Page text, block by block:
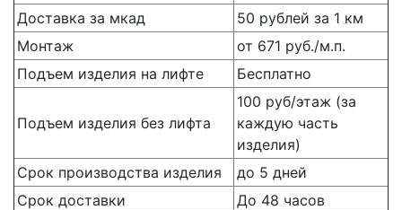
Доставка за мкад
50 рублей за 1 км
Монтаж
от 671 руб./м.п.
Подъем изделия на лифте
Бесплатно
Подъем изделия без лифта
100 руб/этаж (за
каждую часть
изделия)
Срок производства изделия
до 5 дней
Срок доставки
До 48 часов